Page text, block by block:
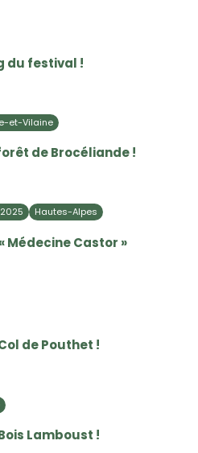
du festival !
et-Vilaine
de Brocéliande !
Hautes-Alpes
Médecine Castor »
de Pouthet !
Lamboust !